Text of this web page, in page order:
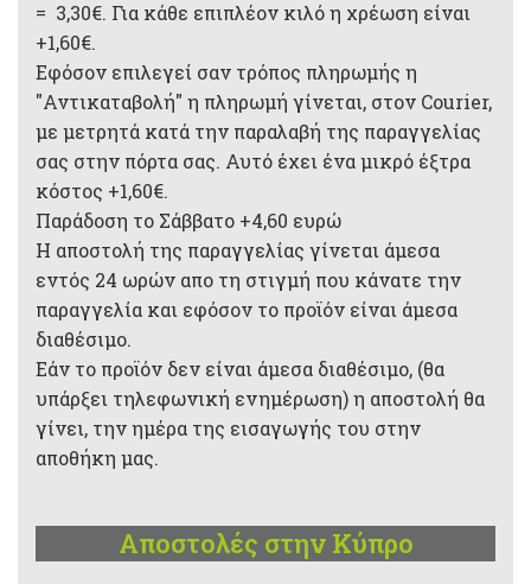
= 3,30€. Για κάθε επιπλέον κιλό η χρέωση είναι
+1,60€.
Εφόσον επιλεγεί σαν τρόπος πληρωμής η
"Αντικαταβολή" η πληρωμή γίνεται, στον Courier,
με μετρητά κατά την παραλαβή της παραγγελίας
σας στην πόρτα σας. Αυτό έχει ένα μικρό έξτρα
κόστος +1,60€.
Παράδοση το Σάββατο +4,60 ευρώ
Η αποστολή της παραγγελίας γίνεται άμεσα
εντός 24 ωρών απο τη στιγμή που κάνατε την
παραγγελία και εφόσον το προϊόν είναι άμεσα
διαθέσιμο.
Εάν το προϊόν δεν είναι άμεσα διαθέσιμο, (θα
υπάρξει τηλεφωνική ενημέρωση) η αποστολή θα
γίνει, την ημέρα της εισαγωγής του στην
αποθήκη μας.
Αποστολές στην Κύπρο